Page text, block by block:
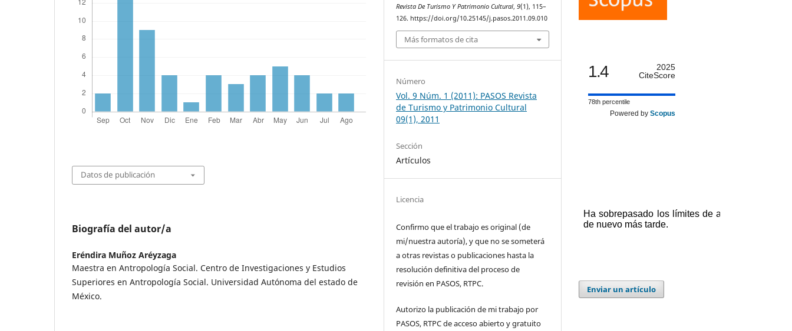
Datos de publicación
Biografía del autor/a
Eréndira Muñoz Aréyzaga
Maestra en Antropología Social. Centro de Investigaciones y Estudios
Superiores en Antropología Social. Universidad Autónoma del estado de
México.
Revista De Turismo Y Patrimonio Cultural,9(1), 115–
126. https://doi.org/10.25145/j.pasos.2011.09.010
Más formatos de cita
Número
Vol. 9 Núm. 1 (2011): PASOS Revista
de Turismo y Patrimonio Cultural
09(1), 2011
Sección
Artículos
Licencia
Confirmo que el trabajo es original (de
mi/nuestra autoría), y que no se someterá
a otras revistas o publicaciones hasta la
resolución definitiva del proceso de
revisión en PASOS, RTPC.
Autorizo la publicación de mi trabajo por
PASOS, RTPC de acceso abierto y gratuito
1.4
2025
CiteScore
78th percentile
Powered by Scopus
Enviar un artículo